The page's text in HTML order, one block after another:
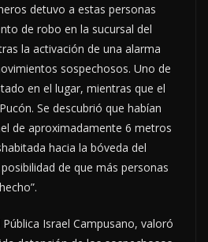
detuvo a estas personas
de robo en la sucursal del
la activación de una alarma
sospechosos. Uno de
en el lugar, mientras que el
Se descubrió que habían
de aproximadamente 6 metros
hacia la bóveda del
de que más personas
Pública Israel Campusano, valoró